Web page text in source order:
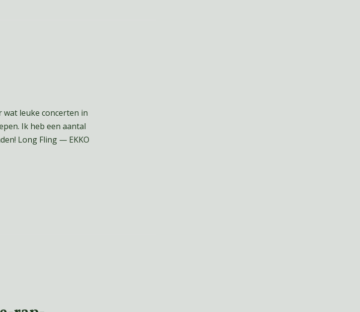
wat leuke concerten in
Ik heb een aantal
Long Fling — EKKO